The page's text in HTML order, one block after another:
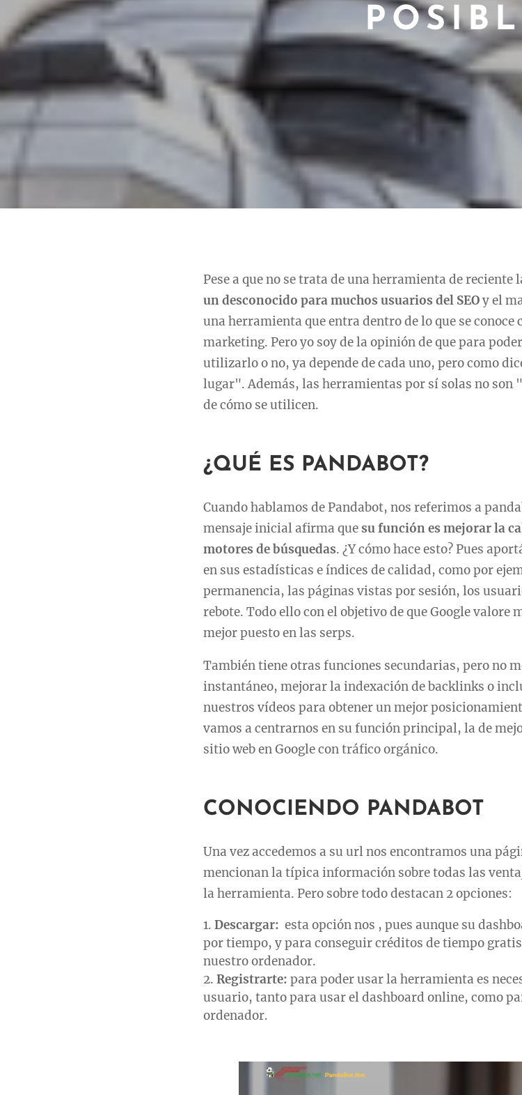
Pese a que no se trata de una herramienta de reciente
un desconocido para muchos usuarios del SEOy el
una herramienta que entra dentro de lo que se
marketing. Pero yo soy de la opinión de que para
utilizarlo o no, ya depende de cada uno, pero como
lugar". Además, las herramientas por sí solas no son
de cómo se utilicen.
¿QUÉ ES PANDABOT?
Cuando hablamos de Pandabot, nos referimos a
mensaje inicial afirma quesu función es mejorar la
motores de búsquedas. ¿Y cómo hace esto? Pues
en sus estadísticas e índices de calidad, como por
permanencia, las páginas vistas por sesión, los
rebote. Todo ello con el objetivo de que Google valore
mejor puesto en las serps.
También tiene otras funciones secundarias, pero no
instantáneo, mejorar la indexación de backlinks o
nuestros vídeos para obtener un mejor
vamos a centrarnos en su función principal, la de
sitio web en Google con tráfico orgánico.
CONOCIENDO PANDABOT
Una vez accedemos a su url nos encontramos una
mencionan la típica información sobre todas las
la herramienta. Pero sobre todo destacan 2 opciones:
Descargar: esta opción nos , pues aunque su
por tiempo, y para conseguir créditos de tiempo
nuestro ordenador.
Registrarte: para poder usar la herramienta es
usuario, tanto para usar el dashboard online, como
ordenador.